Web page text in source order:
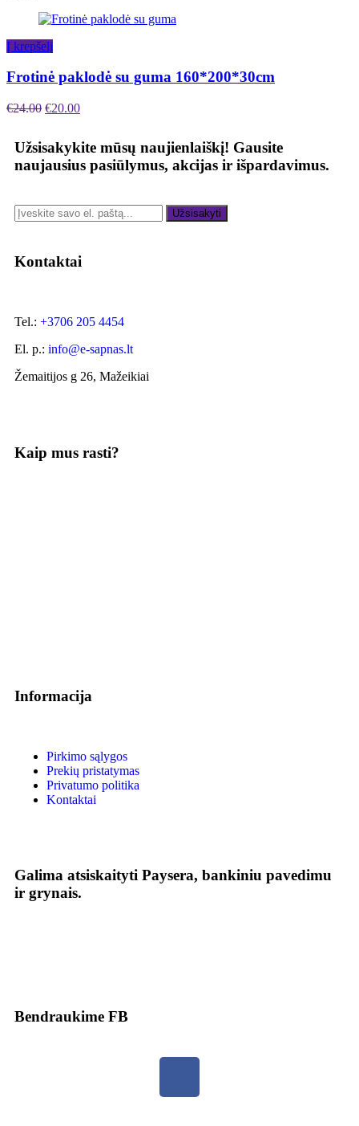
Į krepšelį
Frotinė paklodė su guma 160*200*30cm
€24.00 €20.00
Užsisakykite mūsų naujienlaiškį! Gausite
naujausius pasiūlymus, akcijas ir išpardavimus.
Užsisakyti
Kontaktai
Tel.: +3706 205 4454
El. p.: info@e-sapnas.lt
Žemaitijos g 26, Mažeikiai
Kaip mus rasti?
Informacija
Pirkimo sąlygos
Prekių pristatymas
Privatumo politika
Kontaktai
Galima atsiskaityti Paysera, bankiniu pavedimu
ir grynais.
Bendraukime FB